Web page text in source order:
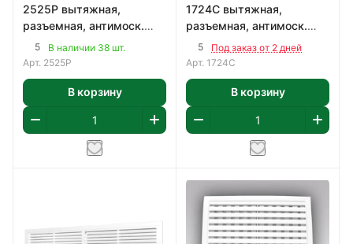
2525P вытяжная,
разъемная, антимоск.
сетка, 250x250мм,
пластик, цвет белый
5
В наличии 38 шт.
Арт. 2525Р
В корзину
1724С вытяжная,
разъемная, антимоск.
сетка, 170x240мм,
пластик, цвет белый
5
Под заказ от 2 дней
Арт. 1724С
В корзину